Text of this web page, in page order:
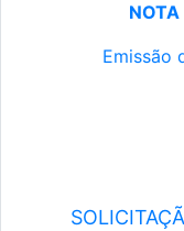
NOTA
Emissão